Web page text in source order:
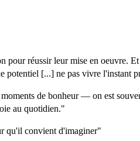
réussir leur mise en oeuvre.
potentiel [...] ne pas vivre l'instant
de bonheur — on est
au quotidien."
qu'il convient d'imaginer"